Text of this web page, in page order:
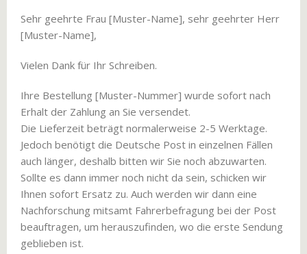
Sehr geehrte Frau [Muster-Name], sehr geehrter Herr
[Muster-Name],
Vielen Dank für Ihr Schreiben.
Ihre Bestellung [Muster-Nummer] wurde sofort nach
Erhalt der Zahlung an Sie versendet.
Die Lieferzeit beträgt normalerweise 2-5 Werktage.
Jedoch benötigt die Deutsche Post in einzelnen Fällen
auch länger, deshalb bitten wir Sie noch abzuwarten.
Sollte es dann immer noch nicht da sein, schicken wir
Ihnen sofort Ersatz zu. Auch werden wir dann eine
Nachforschung mitsamt Fahrerbefragung bei der Post
beauftragen, um herauszufinden, wo die erste Sendung
geblieben ist.